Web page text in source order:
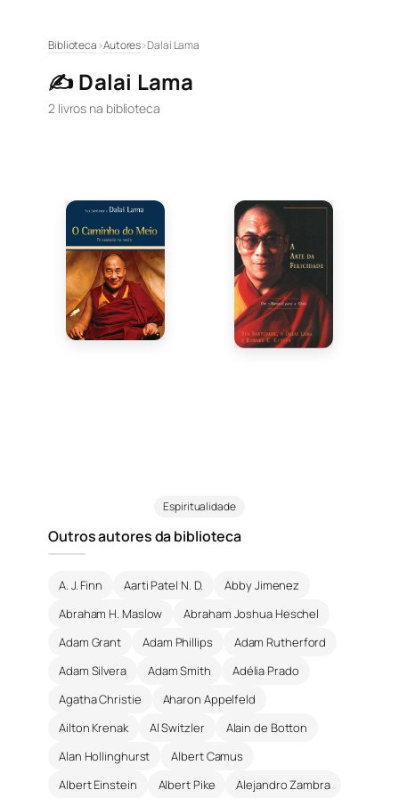
conteúdo
Biblioteca›Autores›Dalai Lama
✍️ Dalai Lama
2 livros na biblioteca
Espiritualidade
Outros autores da biblioteca
A. J. Finn Aarti Patel N. D.
Abby Jimenez
Abraham H. Maslow
Abraham Joshua Heschel
Adam Grant
Adam Phillips
Adam Rutherford
Adam Silvera
Adam Smith
Adélia Prado
Agatha Christie
Aharon Appelfeld
Ailton Krenak
Al Switzler
Alain de Botton
Alan Hollinghurst
Albert Camus
Albert Einstein
Albert Pike Alejandro Zambra